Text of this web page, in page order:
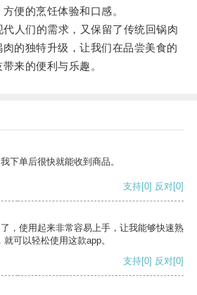
便的烹饪体验和口感。
们的需求，又保留了传统回锅肉
的独特升级，让我们在品尝美食的
来的便利与乐趣。
下单后很快就能收到商品。
支持[0] 反对[0]
，使用起来非常容易上手，让我能够快速熟
可以轻松使用这款app。
支持[0] 反对[0]